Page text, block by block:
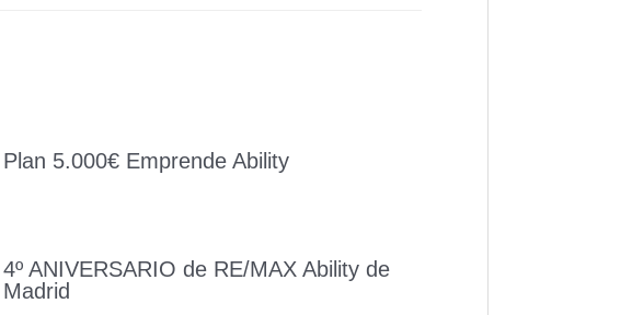
Plan 5.000€ Emprende Ability
4º ANIVERSARIO de RE/MAX Ability de
Madrid